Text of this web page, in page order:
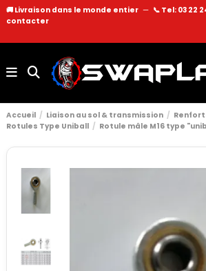
🚚 Livraison dans le monde entier — 📞 Tel: 03 22
contacter
Accueil Liaison au sol & transmission
Rotules Type Uniball
Rotule mâle M16 type